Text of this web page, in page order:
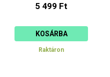
5 499 Ft
KOSÁRBA
Raktáron